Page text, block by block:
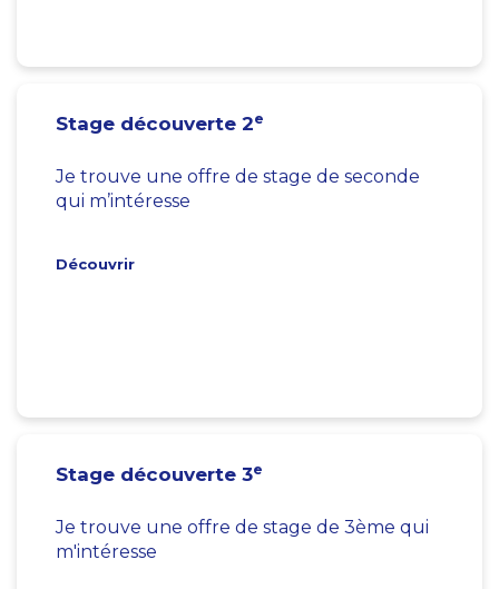
Stage découverte 2e
Je trouve une offre de stage de seconde
qui m’intéresse
Découvrir
Stage découverte 3e
Je trouve une offre de stage de 3ème qui
m'intéresse